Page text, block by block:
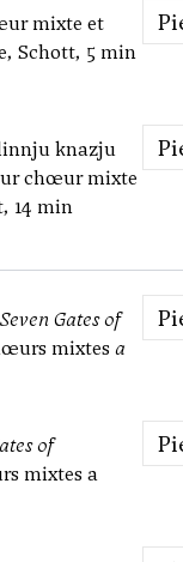
mixte et
Schott, 5 min
knazju
chœur mixte
14 min
Seven Gates of
mixtes a
of
mixtes a